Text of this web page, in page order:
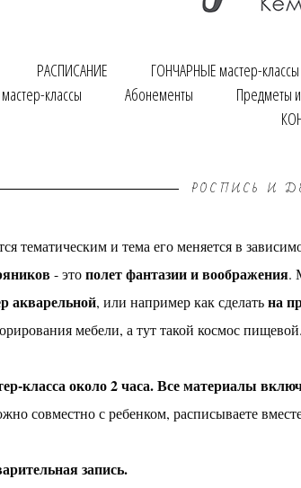
РАСПИСАНИЕ ГОНЧАРНЫЕ мастер-классы
классы
Абонементы Предметы
РОСПИСЬ И
тематическим и тема его меняется в
- этополет фантазии и воображения.
акварельной, или например как сделатьна
мебели, а тут такой космос пищевой.
класса около 2 часа. Все материалы
совместно с ребенком, расписываете
запись.